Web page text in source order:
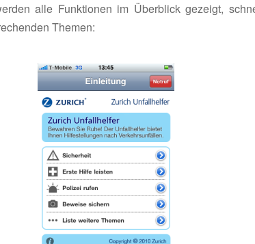
alle Funktionen im Überblick gezeigt,
Themen: